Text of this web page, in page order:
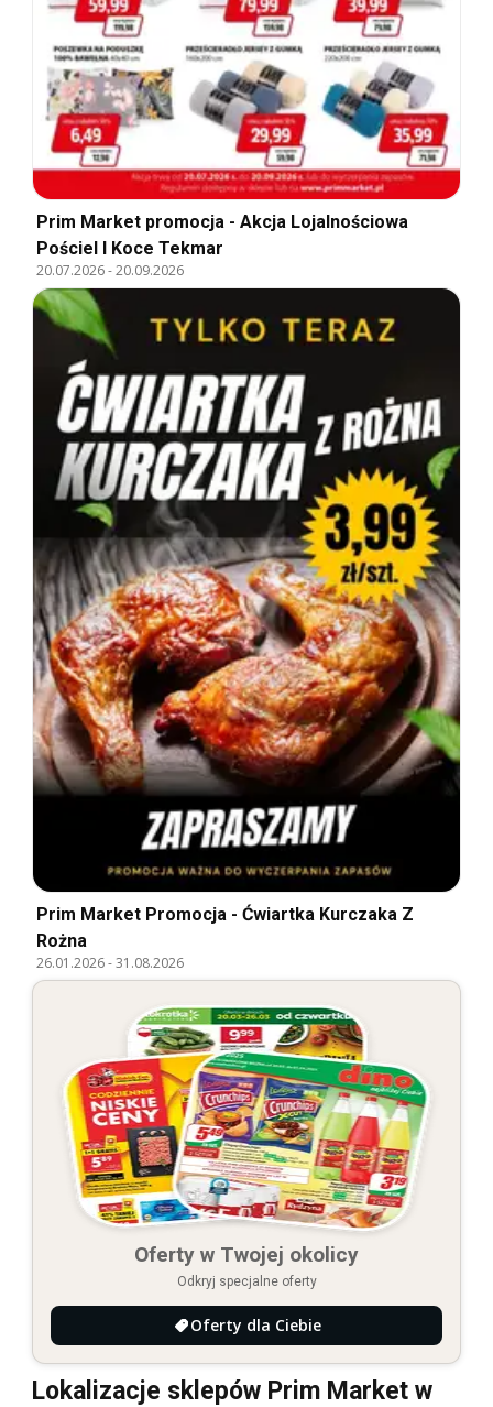
Prim Market promocja - Akcja Lojalnościowa
Pościel I Koce Tekmar
20.07.2026-20.09.2026
Prim Market Promocja - Ćwiartka Kurczaka Z
Rożna
26.01.2026-31.08.2026
Oferty w Twojej okolicy
Odkryj specjalne oferty
Oferty dla Ciebie
Lokalizacje sklepów Prim Market w